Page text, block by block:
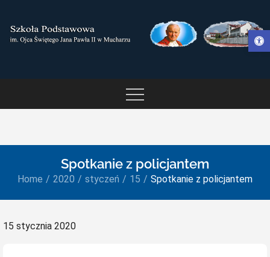
Otwórz pasek narzędzi
content
OJCA ŚWIĘTEGO JANA
Spotkanie z policjantem
Home 2020 styczeń 15 Spotkanie z policjantem
Posted
15 stycznia 2020